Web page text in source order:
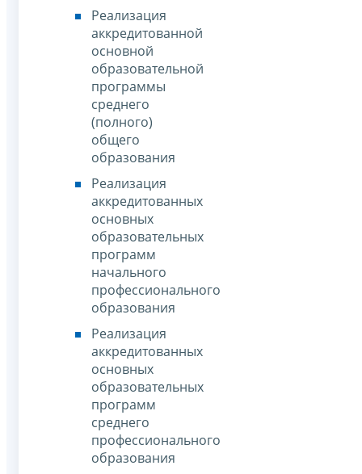
Реализация
аккредитованной
основной
образовательной
программы
среднего
(полного)
общего
образования
Реализация
аккредитованных
основных
образовательных
программ
начального
профессионального
образования
Реализация
аккредитованных
основных
образовательных
программ
среднего
профессионального
образования